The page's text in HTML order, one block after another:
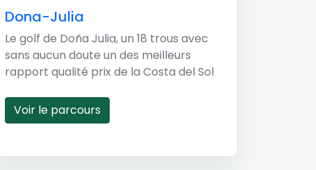
Dona-Julia
Le golf de Doña Julia, un 18 trous avec
sans aucun doute un des meilleurs
rapport qualité prix de la Costa del Sol
Voir le parcours